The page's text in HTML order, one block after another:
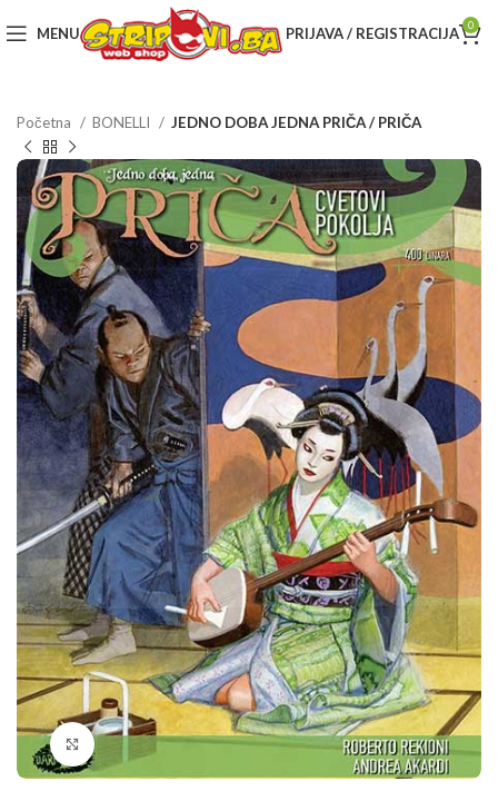
MENU PRIJAVA / REGISTRACIJA 0
Početna BONELLI JEDNO DOBA JEDNA PRIČA / PRIČA
Klikni da povečaš